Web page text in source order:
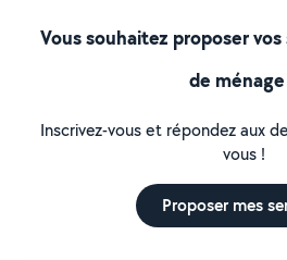
Vous souhaitez proposer
de
Inscrivez-vous et répondez aux
vous !
Proposer mes